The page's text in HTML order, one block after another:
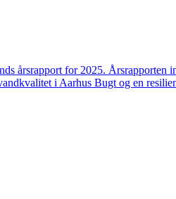
årsrapport for 2025. Årsrapporten
i Aarhus Bugt og en